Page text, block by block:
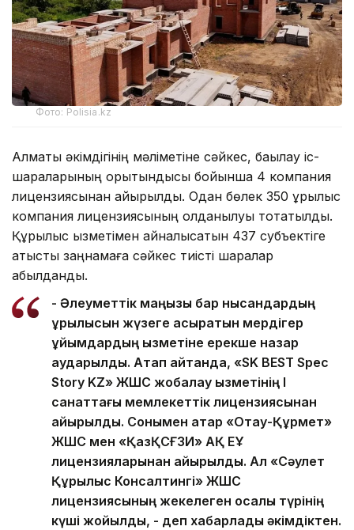
Фото: Polisia.kz
Алматы әкімдігінің мәліметіне сәйкес, бақылау іс-
шараларының қорытындысы бойынша 4 компания
лицензиясынан айырылды. Одан бөлек 350 құрылыс
компания лицензиясының қолданылуы тоқтатылды.
Құрылыс қызметімен айналысатын 437 субъектіге
қатысты заңнамаға сәйкес тиісті шаралар
қабылданды.
- Әлеуметтік маңызы бар нысандардың
құрылысын жүзеге асыратын мердігер
ұйымдардың қызметіне ерекше назар
аударылды. Атап айтқанда, «SK BEST Spec
Story KZ» ЖШС жобалау қызметінің І
санаттағы мемлекеттік лицензиясынан
айырылды. Сонымен қатар «Отау-Құрмет»
ЖШС мен «ҚазҚСҒЗИ» АҚ ЕҰ
лицензияларынан айырылды. Ал «Сәулет
Құрылыс Консалтингі» ЖШС
лицензиясының жекелеген қосалқы түрінің
күші жойылды, - деп хабарлады әкімдіктен.